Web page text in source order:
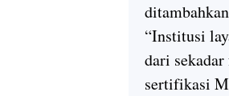
“Institusi
dari
sertifikasi